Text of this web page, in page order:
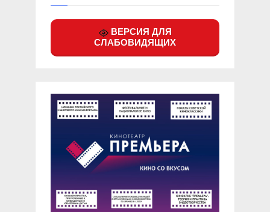
ВЕРСИЯ ДЛЯ
СЛАБОВИДЯЩИХ